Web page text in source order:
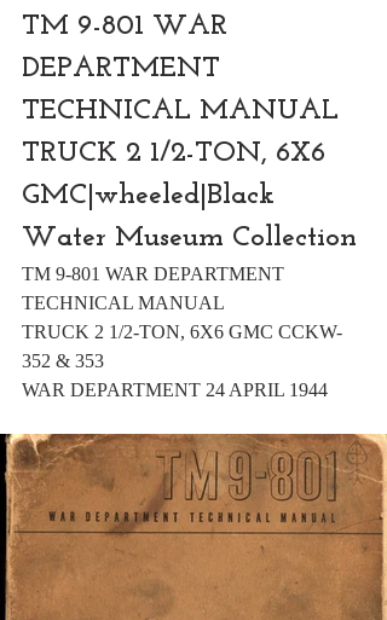
TM 9-801 WAR
DEPARTMENT
TECHNICAL MANUAL
TRUCK 2 1/2-TON, 6X6
GMC|wheeled|Black
Water Museum Collection
TM 9-801 WAR DEPARTMENT
TECHNICAL MANUAL
TRUCK 2 1/2-TON, 6X6 GMC CCKW-
352 & 353
WAR DEPARTMENT 24 APRIL 1944